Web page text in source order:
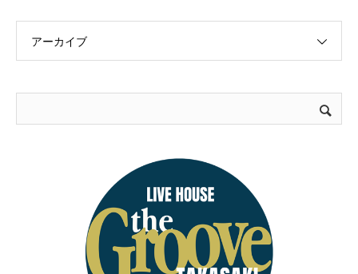
アーカイブ